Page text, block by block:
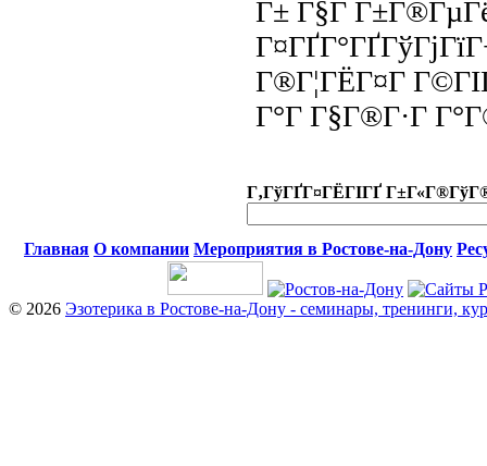
Г± Г§Г
Г®Г¦ГЁГ¤Г
Г°Г Г§Г®Г·Г
Г‚ГўГҐГ¤ГЁГІГҐ
Главная О компании Мероприятия в Ростове-на-Дону
© 2026 Эзотерика в Ростове-на-Дону - семинары, тренинги,